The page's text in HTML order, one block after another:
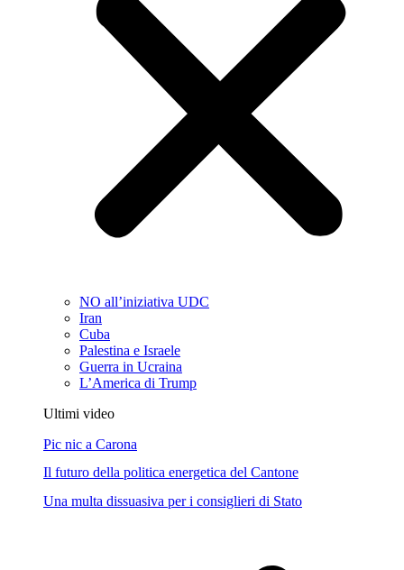
NO all’iniziativa UDC
Iran
Cuba
Palestina e Israele
Guerra in Ucraina
L’America di Trump
Ultimi video
Pic nic a Carona
Il futuro della politica energetica del Cantone
Una multa dissuasiva per i consiglieri di Stato